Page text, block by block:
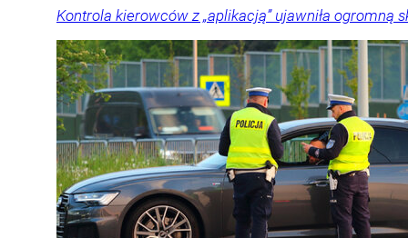
Kontrola kierowców z „aplikacją” ujawniła ogromną